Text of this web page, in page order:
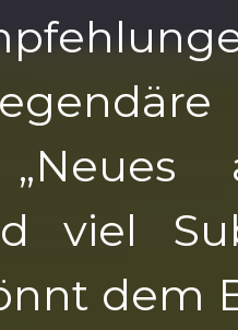
viel
dem